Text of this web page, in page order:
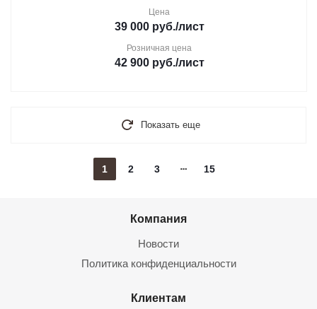
Цена
39 000руб./лист
Розничная цена
42 900руб./лист
Показать еще
1 2 3 15
Компания
Новости
Политика конфиденциальности
Клиентам